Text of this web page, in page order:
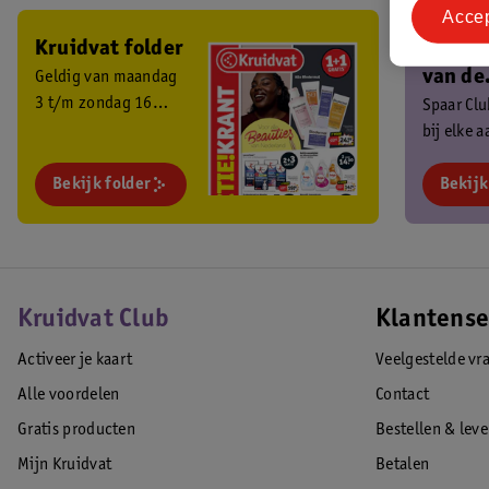
Kruidvat folder
Geldig van maandag
3 t/m zondag 16
Bekijk folder
Ben
van de
Club?
Spaar
bij elke
Kruidvat Club
Activeer je kaart
Alle voordelen
Gratis producten
Mijn Kruidvat
Veelgestelde
Contact
Bestellen &
Betalen